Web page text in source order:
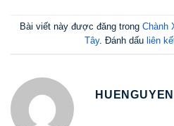
Bài viết này được đăng trong Chành
Tây. Đánh dấu liên
HUENGUYEN